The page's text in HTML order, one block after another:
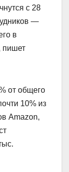
с 28
—
в
пишет
от общего
10% из
Amazon,